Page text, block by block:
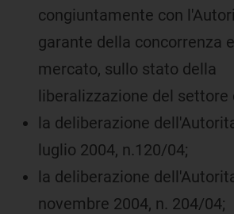
congiuntamente con
garante della concorrenza
mercato, sullo stato della
liberalizzazione del settore
la deliberazione
luglio 2004, n.120/04;
la deliberazione
novembre 2004, n. 204/04;